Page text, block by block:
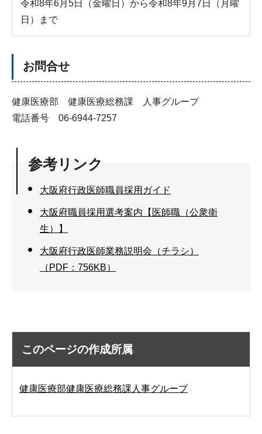
令和8年6月5日（金曜日）から令和8年9月7日（月曜
日）まで
お問合せ
健康医療部 健康医療総務課 人事グループ
電話番号 06-6944-7257
参考リンク
大阪府行政医師職員採用ガイド
大阪府職員採用選考案内【医師職（公衆衛
生）】
大阪府行政医師業務説明会（チラシ）
（PDF：756KB）
このページの作成所属
健康医療部健康医療総務課人事グループ